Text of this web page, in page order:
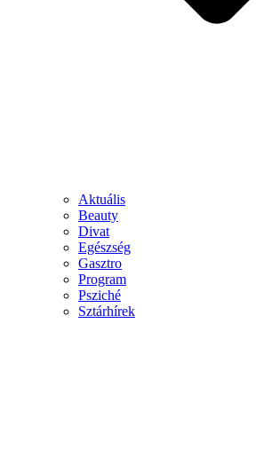
Aktuális
Beauty
Divat
Egészség
Gasztro
Program
Psziché
Sztárhírek